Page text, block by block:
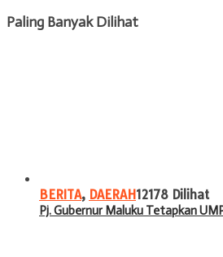
Paling Banyak Dilihat
BERITA, DAERAH12178 Dilihat
Pj. Gubernur Maluku Tetapkan